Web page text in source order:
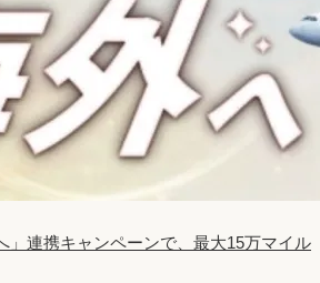
」連携キャンペーンで、最大15万マイル